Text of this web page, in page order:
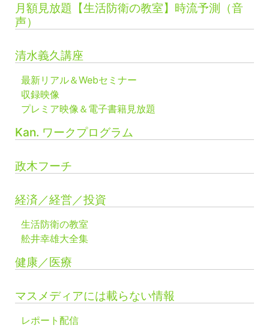
月額見放題【生活防衛の教室】時流予測（音
声）
清水義久講座
最新リアル＆Webセミナー
収録映像
プレミア映像＆電子書籍見放題
Kan. ワークプログラム
政木フーチ
経済／経営／投資
生活防衛の教室
舩井幸雄大全集
健康／医療
マスメディアには載らない情報
レポート配信